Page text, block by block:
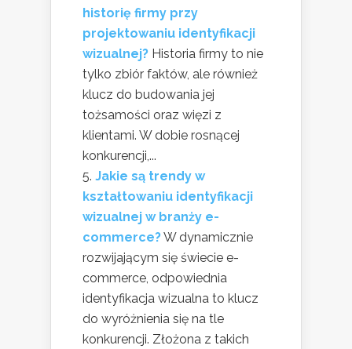
historię firmy przy
projektowaniu identyfikacji
wizualnej? Historia firmy to nie
tylko zbiór faktów, ale również
klucz do budowania jej
tożsamości oraz więzi z
klientami. W dobie rosnącej
konkurencji,...
Jakie są trendy w
kształtowaniu identyfikacji
wizualnej w branży e-
commerce?W dynamicznie
rozwijającym się świecie e-
commerce, odpowiednia
identyfikacja wizualna to klucz
do wyróżnienia się na tle
konkurencji. Złożona z takich